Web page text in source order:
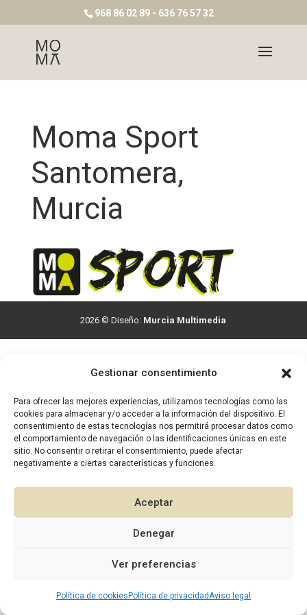
Gestionar consentimiento
Para ofrecer las mejores experiencias, utilizamos tecnologías como las
cookies para almacenar y/o acceder a la información del dispositivo. El
consentimiento de estas tecnologías nos permitirá procesar datos como
el comportamiento de navegación o las identificaciones únicas en este
sitio. No consentir o retirar el consentimiento, puede afectar
negativamente a ciertas características y funciones.
Aceptar
Denegar
Ver preferencias
Política de cookies Política de privacidadAviso legal
968 86 02 89 - 636 76 57 32
Moma Sport
Santomera,
Murcia
2026 © Diseño: Murcia Multimedia